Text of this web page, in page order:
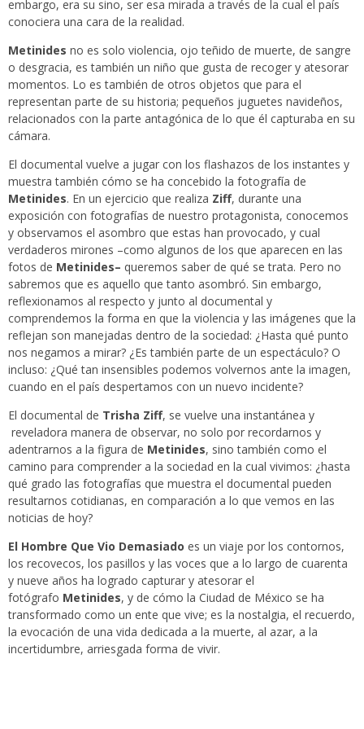
embargo, era su sino, ser esa mirada a través de la cual el país
conociera una cara de la realidad.
Metinides no es solo violencia, ojo teñido de muerte, de sangre
o desgracia, es también un niño que gusta de recoger y atesorar
momentos. Lo es también de otros objetos que para el
representan parte de su historia; pequeños juguetes navideños,
relacionados con la parte antagónica de lo que él capturaba en su
cámara.
El documental vuelve a jugar con los flashazos de los instantes y
muestra también cómo se ha concebido la fotografía de
Metinides. En un ejercicio que realiza Ziff, durante una
exposición con fotografías de nuestro protagonista, conocemos
y observamos el asombro que estas han provocado, y cual
verdaderos mirones –como algunos de los que aparecen en las
fotos de Metinides– queremos saber de qué se trata. Pero no
sabremos que es aquello que tanto asombró. Sin embargo,
reflexionamos al respecto y junto al documental y
comprendemos la forma en que la violencia y las imágenes que la
reflejan son manejadas dentro de la sociedad: ¿Hasta qué punto
nos negamos a mirar? ¿Es también parte de un espectáculo? O
incluso: ¿Qué tan insensibles podemos volvernos ante la imagen,
cuando en el país despertamos con un nuevo incidente?
El documental de Trisha Ziff, se vuelve una instantánea y
reveladora manera de observar, no solo por recordarnos y
adentrarnos a la figura de Metinides, sino también como el
camino para comprender a la sociedad en la cual vivimos: ¿hasta
qué grado las fotografías que muestra el documental pueden
resultarnos cotidianas, en comparación a lo que vemos en las
noticias de hoy?
El Hombre Que Vio Demasiado es un viaje por los contornos,
los recovecos, los pasillos y las voces que a lo largo de cuarenta
y nueve años ha logrado capturar y atesorar el
fotógrafo Metinides, y de cómo la Ciudad de México se ha
transformado como un ente que vive; es la nostalgia, el recuerdo,
la evocación de una vida dedicada a la muerte, al azar, a la
incertidumbre, arriesgada forma de vivir.